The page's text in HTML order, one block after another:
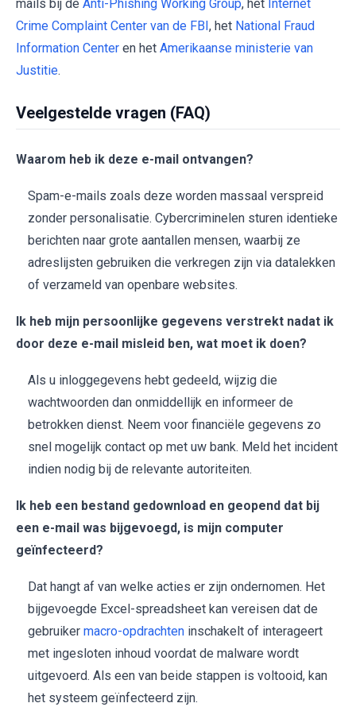
mails bij de Anti-Phishing Working Group, het Internet
Crime Complaint Center van de FBI , het National Fraud
Information Center en het Amerikaanse ministerie van
Justitie.
Veelgestelde vragen (FAQ)
Waarom heb ik deze e-mail ontvangen?
Spam-e-mails zoals deze worden massaal verspreid
zonder personalisatie. Cybercriminelen sturen identieke
berichten naar grote aantallen mensen, waarbij ze
adreslijsten gebruiken die verkregen zijn via datalekken
of verzameld van openbare websites.
Ik heb mijn persoonlijke gegevens verstrekt nadat ik
door deze e-mail misleid ben, wat moet ik doen?
Als u inloggegevens hebt gedeeld, wijzig die
wachtwoorden dan onmiddellijk en informeer de
betrokken dienst. Neem voor financiële gegevens zo
snel mogelijk contact op met uw bank. Meld het incident
indien nodig bij de relevante autoriteiten.
Ik heb een bestand gedownload en geopend dat bij
een e-mail was bijgevoegd, is mijn computer
geïnfecteerd?
Dat hangt af van welke acties er zijn ondernomen. Het
bijgevoegde Excel-spreadsheet kan vereisen dat de
gebruiker macro-opdrachten inschakelt of interageert
met ingesloten inhoud voordat de malware wordt
uitgevoerd. Als een van beide stappen is voltooid, kan
het systeem geïnfecteerd zijn.